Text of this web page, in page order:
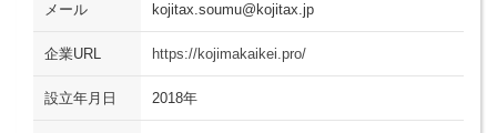
メール kojitax.soumu@kojitax.jp
企業URL https://kojimakaikei.pro/
設立年月日 2018年